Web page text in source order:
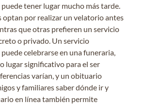
tener lugar mucho más tarde.
optan por realizar un velatorio antes
que otras prefieren un servicio
o privado. Un servicio
celebrarse en una funeraria,
lugar significativo para el ser
varían, y un obituario
y familiares saber dónde ir y
en línea también permite